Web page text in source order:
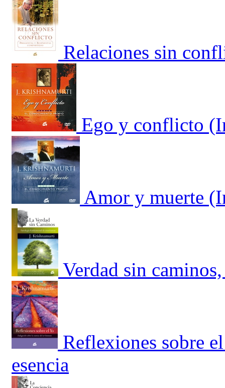
Relaciones sin
Ego y conflicto
Amor y muerte
Verdad sin
Reflexiones sobre
esencia